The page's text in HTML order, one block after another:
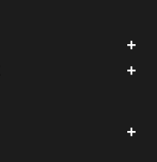
+
+
+